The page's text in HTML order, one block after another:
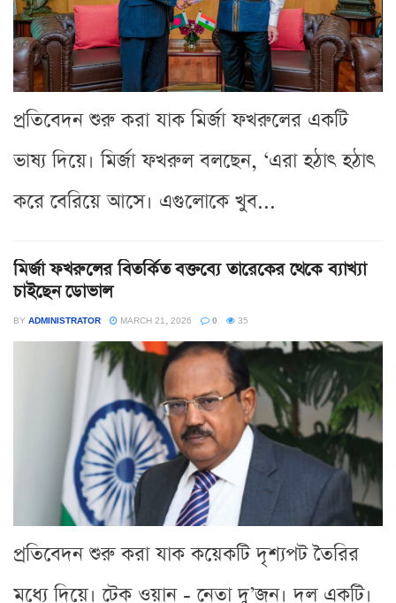
প্রতিবেদন শুরু করা যাক মির্জা ফখরুলের একটি
ভাষ্য দিয়ে। মির্জা ফখরুল বলছেন, ‘এরা হঠাৎ হঠাৎ
করে বেরিয়ে আসে। এগুলোকে খুব...
মির্জা ফখরুলের বিতর্কিত বক্তব্যে তারেকের থেকে ব্যাখ্যা
চাইছেন ডোভাল
BY ADMINISTRATOR MARCH 21, 2026 0 35
প্রতিবেদন শুরু করা যাক কয়েকটি দৃশ্যপট তৈরির
মধ্যে দিয়ে। টেক ওয়ান - নেতা দু’জন। দল একটি।